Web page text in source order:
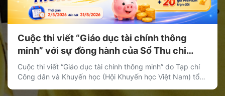
Cuộc thi viết “Giáo dục tài chính thông
minh” với sự đồng hành của Sổ Thu chi
MISA
Cuộc thi viết “Giáo dục tài chính thông minh” do Tạp chí
Công dân và Khuyến học (Hội Khuyến học Việt Nam) tổ